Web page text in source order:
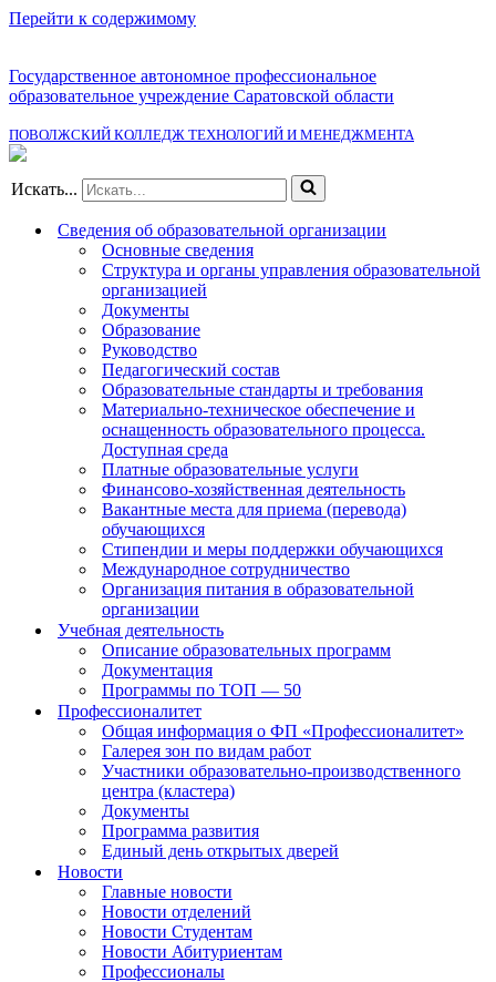
Перейти к содержимому
Государственное автономное профессиональное
образовательное учреждение Саратовской области
ПОВОЛЖСКИЙ КОЛЛЕДЖ ТЕХНОЛОГИЙ И МЕНЕДЖМЕНТА
Искать...
Сведения об образовательной организации
Основные сведения
Структура и органы управления образовательной
организацией
Документы
Образование
Руководство
Педагогический состав
Образовательные стандарты и требования
Материально-техническое обеспечение и
оснащенность образовательного процесса.
Доступная среда
Платные образовательные услуги
Финансово-хозяйственная деятельность
Вакантные места для приема (перевода)
обучающихся
Стипендии и меры поддержки обучающихся
Международное сотрудничество
Организация питания в образовательной
организации
Учебная деятельность
Описание образовательных программ
Документация
Программы по ТОП — 50
Профессионалитет
Общая информация о ФП «Профессионалитет»
Галерея зон по видам работ
Участники образовательно-производственного
центра (кластера)
Документы
Программа развития
Единый день открытых дверей
Новости
Главные новости
Новости отделений
Новости Студентам
Новости Абитуриентам
Профессионалы